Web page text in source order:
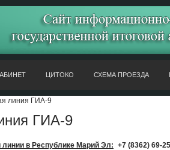
ЦИТОКО СХЕМА ПРОЕЗДА
линия ГИА-9
ГИА-9
линии в Республике Марий Эл: +7 (8362) 69-